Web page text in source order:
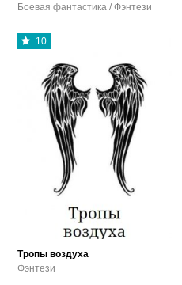
Боевая фантастика / Фэнтези
10
Тропы воздуха
Фэнтези